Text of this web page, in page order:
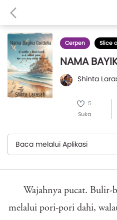
Cerpen Slice
NAMA
Shinta
5
Suka
Baca melalui Aplikasi
Wajahnya pucat.
melalui pori-pori dahi,